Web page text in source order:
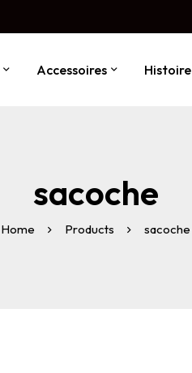
Accessoires Histoire
sacoche
Home Products sacoche